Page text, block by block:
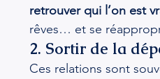
retrouver qui l’on est
rêves… et se
2. Sortir de la
Ces relations sont